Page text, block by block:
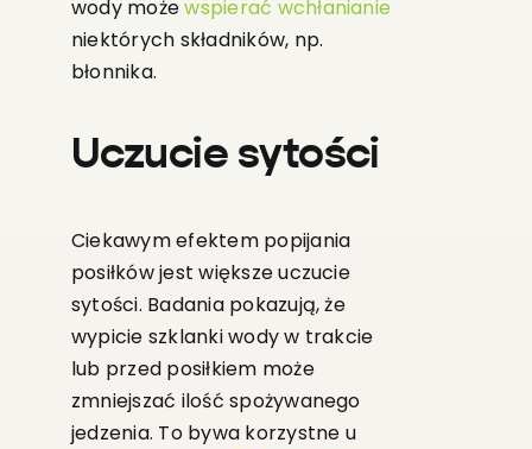
wody możewspierać wchłanianie
niektórych składników, np.
błonnika.
Uczucie sytości
Ciekawym efektem popijania
posiłków jest większe uczucie
sytości. Badania pokazują, że
wypicie szklanki wody w trakcie
lub przed posiłkiem może
zmniejszać ilość spożywanego
jedzenia. To bywa korzystne u